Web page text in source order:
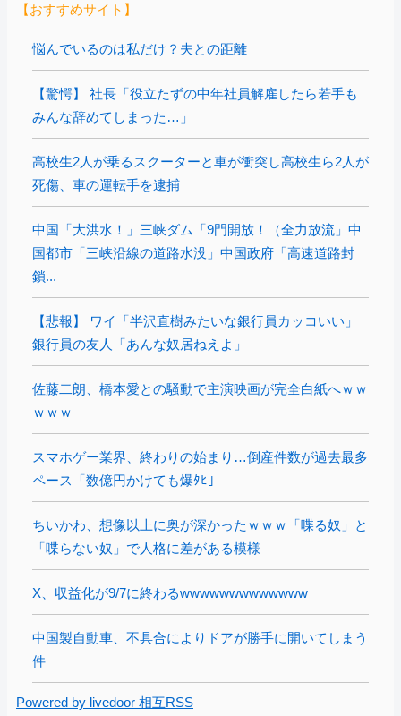
【おすすめサイト】
悩んでいるのは私だけ？夫との距離
【驚愕】 社長「役立たずの中年社員解雇したら若手も
みんな辞めてしまった…」
高校生2人が乗るスクーターと車が衝突し高校生ら2人が
死傷、車の運転手を逮捕
中国「大洪水！」三峡ダム「9門開放！（全力放流」中
国都市「三峡沿線の道路水没」中国政府「高速道路封
鎖...
【悲報】 ワイ「半沢直樹みたいな銀行員カッコいい」
銀行員の友人「あんな奴居ねえよ」
佐藤二朗、橋本愛との騒動で主演映画が完全白紙へｗｗ
ｗｗｗ
スマホゲー業界、終わりの始まり…倒産件数が過去最多
ペース「数億円かけても爆ﾀﾋ」
ちいかわ、想像以上に奥が深かったｗｗｗ「喋る奴」と
「喋らない奴」で人格に差がある模様
X、収益化が9/7に終わるwwwwwwwwwwwww
中国製自動車、不具合によりドアが勝手に開いてしまう
件
Powered by livedoor 相互RSS